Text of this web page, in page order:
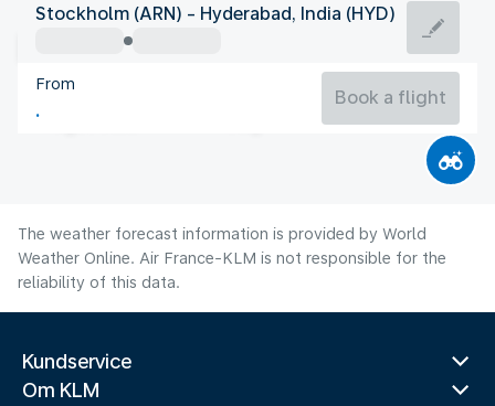
India
Hyderabad
India
Stockholm (ARN) - Hyderabad, India (HYD)
From
Book a flight
The weather forecast information is provided by World
Weather Online. Air France-KLM is not responsible for the
reliability of this data.
Kundservice
Om KLM